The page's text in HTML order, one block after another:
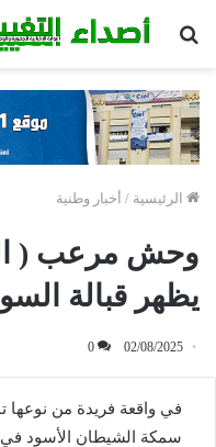
الرئيسية / أخبار وطنية
وحش مرعب (
يظهر قبالة
02/08/2025
0
في واقعة فريدة من
سمكة الشيطان الأسود في